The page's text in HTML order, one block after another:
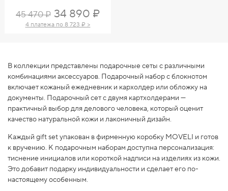
45 470 ₽ 34 890 ₽
4 платежа по 8 723 ₽ >
В коллекции представлены подарочные сеты с различными
комбинациями аксессуаров. Подарочный набор с блокнотом
включает кожаный ежедневник и кархолдер или обложку на
документы. Подарочный сет с двумя картхолдерами —
практичный выбор для делового человека, который оценит
качество натуральной кожи и лаконичный дизайн.
Каждый gift set упакован в фирменную коробку MOVELI и готов
к вручению. К подарочным наборам доступна персонализация:
тиснение инициалов или короткой надписи на изделиях из кожи.
Это добавит подарку индивидуальности и сделает его по-
настоящему особенным.